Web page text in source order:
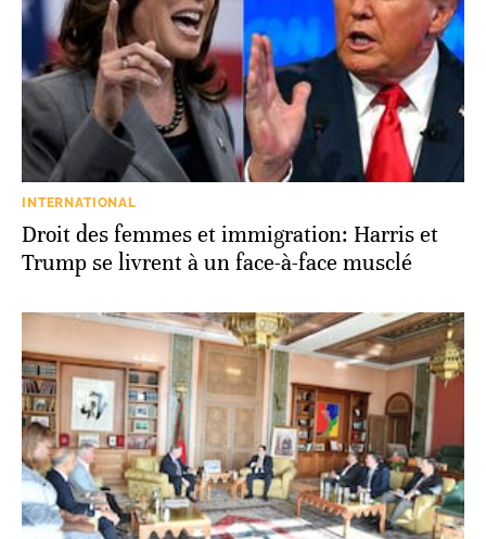
INTERNATIONAL
Droit des femmes et immigration: Harris et
Trump se livrent à un face-à-face musclé